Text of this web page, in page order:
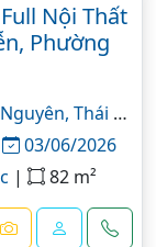
Nội Thất
Phường
Thái Nguyên
03/06/2026
| 82 m²